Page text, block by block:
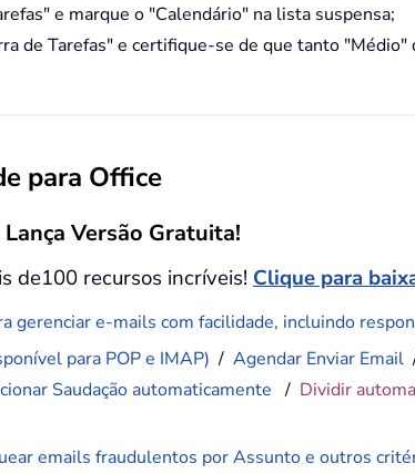
e marque o "Calendário" na lista suspensa;
de Tarefas" e certifique-se de que tanto
para Office
Versão Gratuita!
de100 recursos incríveis! Clique para
gerenciar e-mails com facilidade, incluindo
para POP e IMAP) /Agendar Enviar Email
Saudação automaticamente / Dividir
emails fraudulentos por Assunto e outros